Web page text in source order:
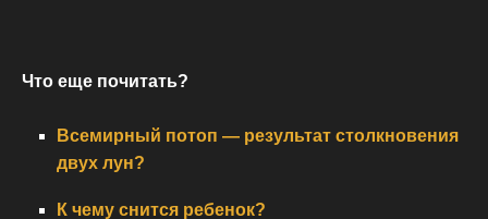
Что еще почитать?
Всемирный потоп — результат столкновения
двух лун?
К чему снится ребенок?